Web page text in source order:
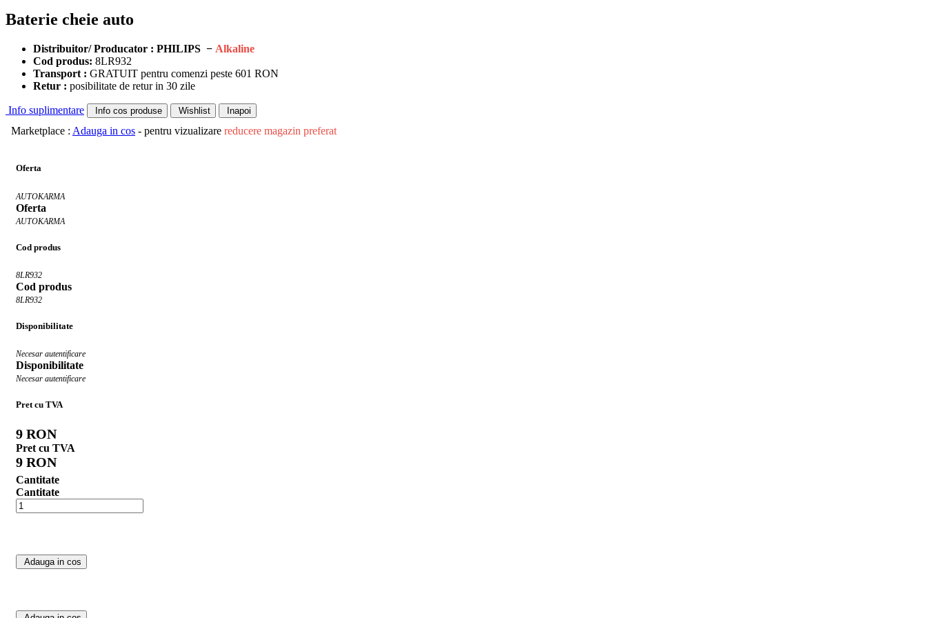
Baterie cheie auto
Distribuitor/ Producator : PHILIPS − Alkaline
Cod produs: 8LR932
Transport : GRATUIT pentru comenzi peste 601 RON
Retur : posibilitate de retur in 30 zile
Info suplimentare Info cos produse Wishlist Inapoi
Marketplace : Adauga in cos - pentru vizualizare reducere magazin preferat
Oferta
AUTOKARMA
Oferta
AUTOKARMA
Cod produs
8LR932
Cod produs
8LR932
Disponibilitate
Necesar autentificare
Disponibilitate
Necesar autentificare
Pret cu TVA
9 RON
Pret cu TVA
9 RON
Cantitate
Cantitate
Adauga in cos